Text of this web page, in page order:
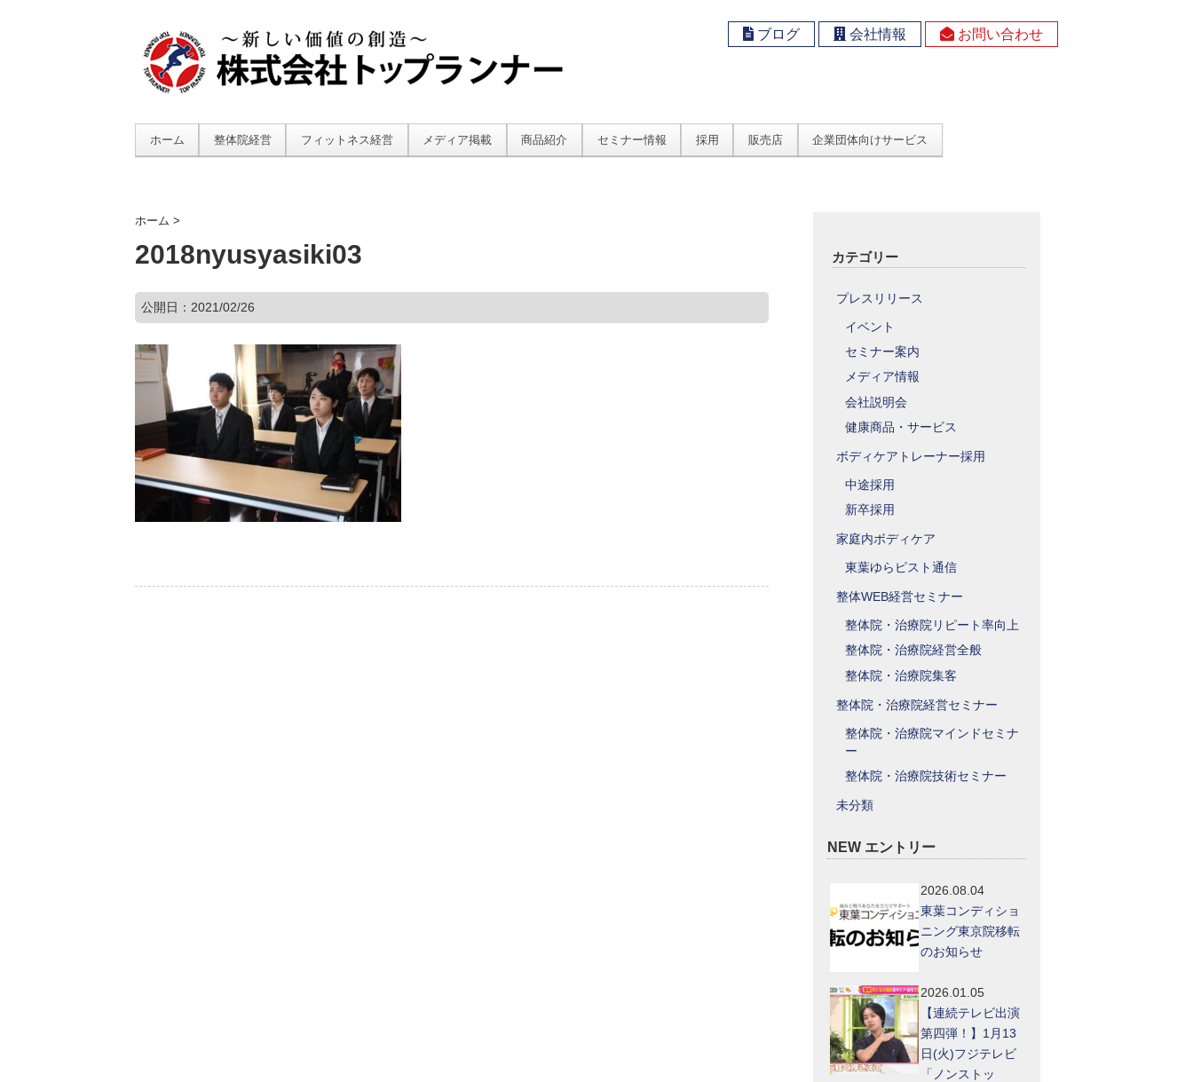
ブログ 会社情報 お問い合わせ
ホーム 整体院経営 フィットネス経営 メディア掲載 商品紹介 セミナー情報 採用 販売店 企業団体向けサービス
ホーム >
2018nyusyasiki03
公開日：2021/02/26
カテゴリー
プレスリリース
イベント
セミナー案内
メディア情報
会社説明会
健康商品・サービス
ボディケアトレーナー採用
中途採用
新卒採用
家庭内ボディケア
東葉ゆらピスト通信
整体WEB経営セミナー
整体院・治療院リピート率向上
整体院・治療院経営全般
整体院・治療院集客
整体院・治療院経営セミナー
整体院・治療院マインドセミナ
ー
整体院・治療院技術セミナー
未分類
NEW エントリー
2026.08.04
東葉コンディショ
ニング東京院移転
のお知らせ
2026.01.05
【連続テレビ出演
第四弾！】1月13
日(火)フジテレビ
「ノンストッ